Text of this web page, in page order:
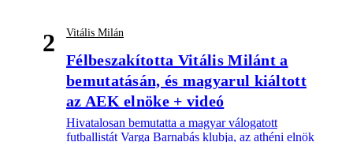
2 Vitális Milán
Félbeszakította Vitális Milánt a
bemutatásán, és magyarul kiáltott
az AEK elnöke + videó
Hivatalosan bemutatta a magyar válogatott
futballistát Varga Barnabás klubja, az athéni elnök